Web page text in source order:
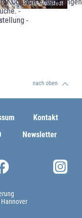
-
-
© Olaf Mahlstedt
nach oben
Kontakt
Newsletter